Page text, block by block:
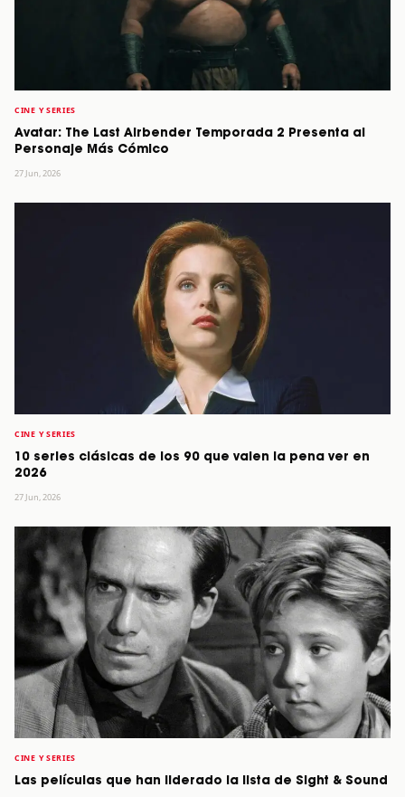
CINE Y SERIES
Avatar: The Last Airbender Temporada 2 Presenta al
Personaje Más Cómico
27 Jun, 2026
CINE Y SERIES
10 series clásicas de los 90 que valen la pena ver en
2026
27 Jun, 2026
CINE Y SERIES
Las películas que han liderado la lista de Sight & Sound